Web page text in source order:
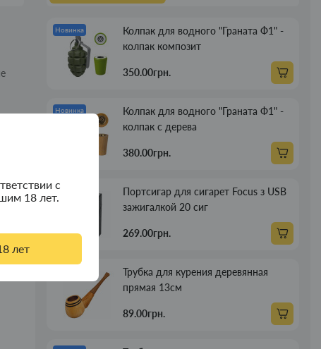
с
18 лет.
лет
Новинка
Колпак для водного "Граната Ф1" -
колпак композит
350.00грн.
Новинка
Колпак для водного "Граната Ф1" -
колпак с дерева
380.00грн.
Новинка
Портсигар для сигарет Focus з USB
зажигалкой 20 сиг
269.00грн.
Трубка для курения деревянная
прямая 13см
89.00грн.